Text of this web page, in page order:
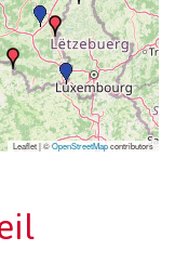
Leaflet | ©OpenStreetMapcontributors